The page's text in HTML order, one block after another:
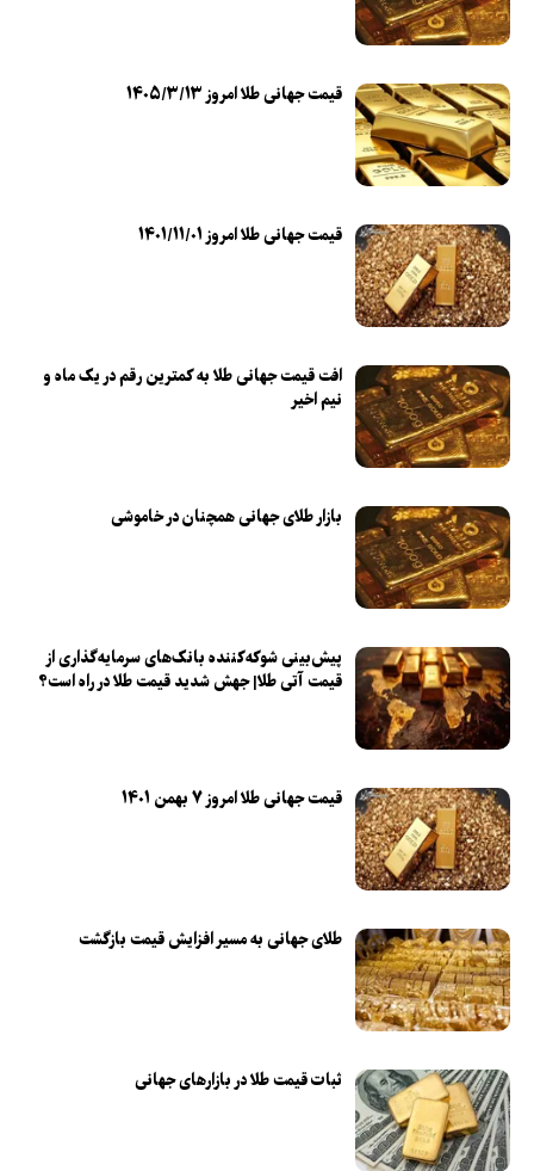
قیمت جهانی طلا امروز ۱۴۰۵/۳/۱۳
قیمت جهانی طلا امروز ۱۴۰۱/۱۱/۰۱
افت قیمت جهانی طلا به کمترین رقم در یک ماه و
نیم اخیر
بازار طلای جهانی همچنان در خاموشی
پیش‌بینی شوکه‌کننده بانک‌های سرمایه‌گذاری از
قیمت آتی طلا| جهش شدید قیمت طلا در راه است؟
قیمت جهانی طلا امروز ۷ بهمن ۱۴۰۱
طلای جهانی به مسیر افزایش قیمت بازگشت
ثبات قیمت طلا در بازارهای جهانی